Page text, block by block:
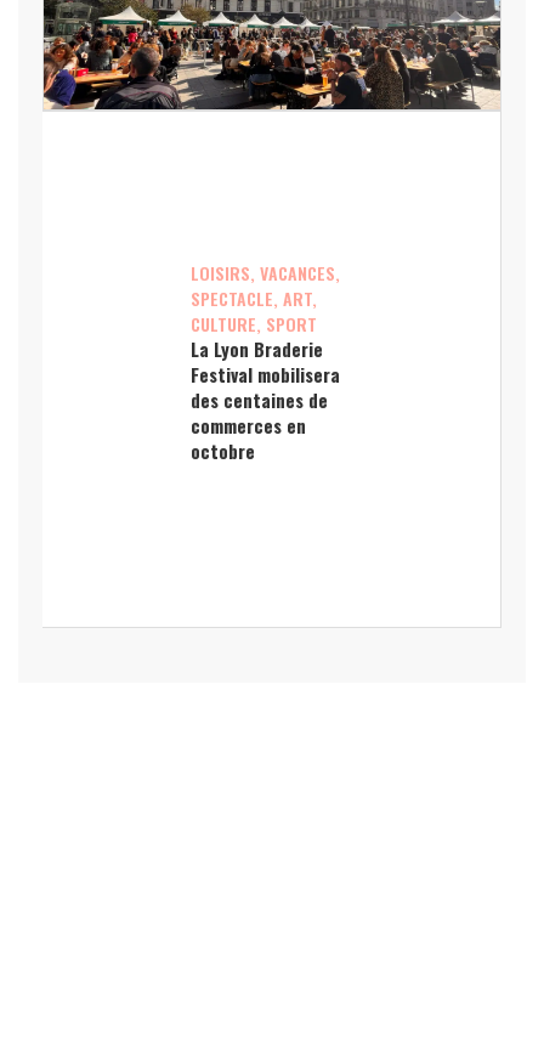
LOISIRS, VACANCES,
SPECTACLE, ART,
CULTURE, SPORT
La Lyon Braderie
Festival mobilisera
des centaines de
commerces en
octobre